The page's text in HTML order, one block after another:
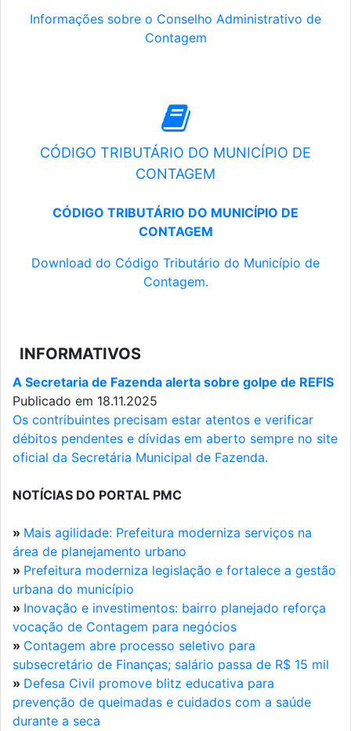
Informações sobre o Conselho Administrativo de
Contagem
CÓDIGO TRIBUTÁRIO DO MUNICÍPIO DE
CONTAGEM
CÓDIGO TRIBUTÁRIO DO MUNICÍPIO DE
CONTAGEM
Download do Código Tributário do Município de
Contagem.
INFORMATIVOS
A Secretaria de Fazenda alerta sobre golpe de REFIS
Publicado em 18.11.2025
Os contribuintes precisam estar atentos e verificar
débitos pendentes e dívidas em aberto sempre no site
oficial da Secretária Municipal de Fazenda.
NOTÍCIAS DO PORTAL PMC
» Mais agilidade: Prefeitura moderniza serviços na
área de planejamento urbano
» Prefeitura moderniza legislação e fortalece a gestão
urbana do município
» Inovação e investimentos: bairro planejado reforça
vocação de Contagem para negócios
» Contagem abre processo seletivo para
subsecretário de Finanças; salário passa de R$ 15 mil
» Defesa Civil promove blitz educativa para
prevenção de queimadas e cuidados com a saúde
durante a seca